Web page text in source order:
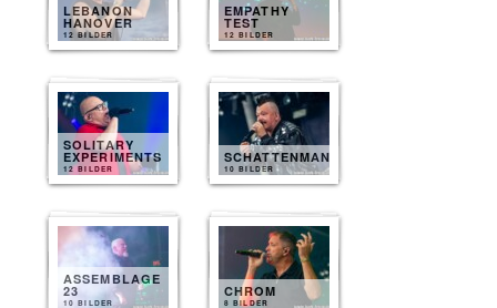
LEBANON
HANOVER
12 BILDER
EMPATHY
TEST
12 BILDER
SOLITARY
EXPERIMENTS
12 BILDER
SCHATTENMANN
10 BILDER
ASSEMBLAGE
23
10 BILDER
CHROM
8 BILDER